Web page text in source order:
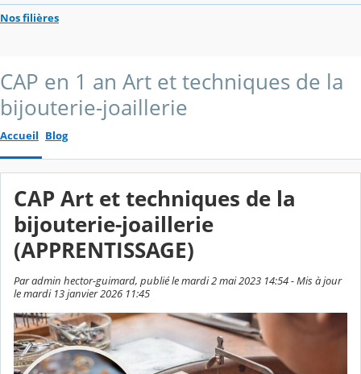
Nos filières
CAP en 1 an Art et techniques de la
bijouterie-joaillerie
Accueil Blog
CAP Art et techniques de la
bijouterie-joaillerie
(APPRENTISSAGE)
Par admin hector-guimard, publié le mardi 2 mai 2023 14:54 - Mis à jour
le mardi 13 janvier 2026 11:45